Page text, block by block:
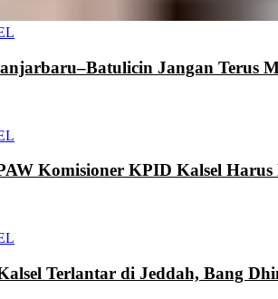
Jangan Terus
Komisioner KPID Kalsel
Terlantar di Jeddah, Bang